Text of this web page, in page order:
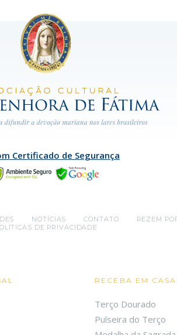
Certificado de Segurança
NOTÍCIAS CONTATO
REZEM
DE PRIVACIDADE
RECEBA EM CASA
Terço Dourado
Pulseira do Terço